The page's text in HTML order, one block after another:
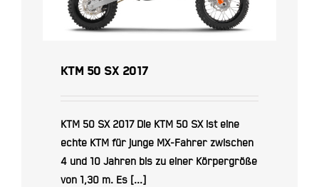
KTM 50 SX 2017
KTM 50 SX 2017 Die KTM 50 SX ist eine
echte KTM für junge MX-Fahrer zwischen
4 und 10 Jahren bis zu einer Körpergröße
von 1,30 m. Es [...]